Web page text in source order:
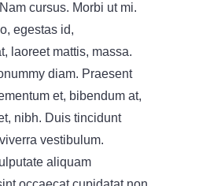
cursus. Morbi ut mi.
egestas id,
laoreet mattis, massa.
diam. Praesent
et, bibendum at,
nibh. Duis tincidunt
vestibulum.
aliquam